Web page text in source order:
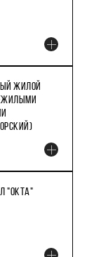
ЖИЛОЙ
"ОКТА"